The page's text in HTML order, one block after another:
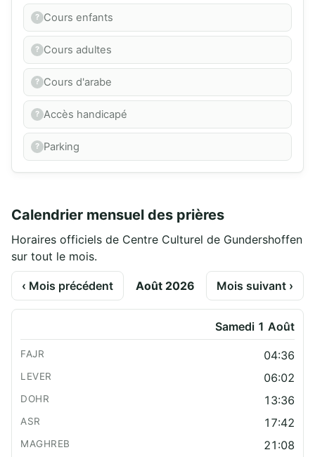
Cours enfants
Cours adultes
Cours d'arabe
Accès handicapé
Parking
Calendrier mensuel des prières
Horaires officiels de Centre Culturel de Gundershoffen
sur tout le mois.
‹ Mois précédent Août 2026 Mois suivant ›
Samedi 1 Août
04:36
06:02
13:36
17:42
21:08